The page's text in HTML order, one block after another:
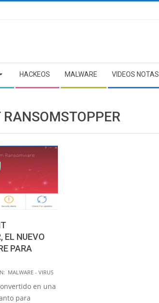
HACKEOS MALWARE VIDEOS NOTAS
RANSOMSTOPPER
EL NUEVO
PARA
MALWARE - VIRUS
en una
para